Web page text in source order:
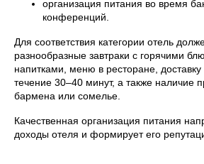
организация питания во время
конференций.
Для соответствия категории отель
разнообразные завтраки с горячими
напитками, меню в ресторане,
течение 30–40 минут, а также наличие
бармена или сомелье.
Качественная организация питания
доходы отеля и формирует его